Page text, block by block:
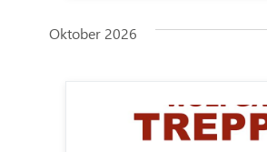
Oktober 2026